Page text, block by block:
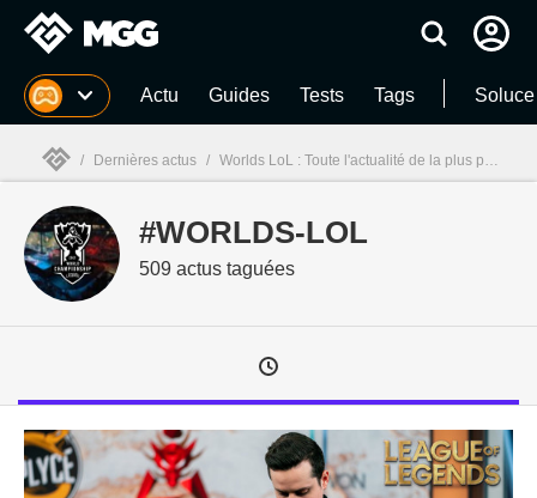
MGG Actu Guides Tests Tags
MGG
/ Dernières actus / Worlds LoL : Toute l'actualité de la plus prestigieuse des compétitions de League of Legends
#WORLDS-LOL
509 actus taguées